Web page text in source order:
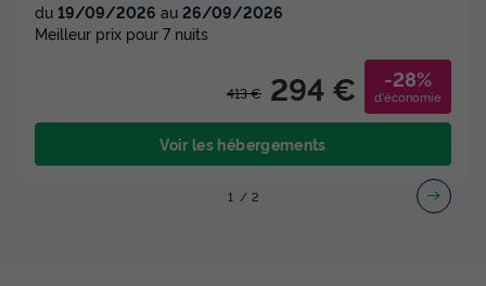
du 19/09/2026 au 26/09/2026
Meilleur prix pour 7 nuits
413 € 294 € -28%
d'économie
Voir les hébergements
1 2